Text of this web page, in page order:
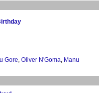
Gore, Oliver N'Goma, Manu